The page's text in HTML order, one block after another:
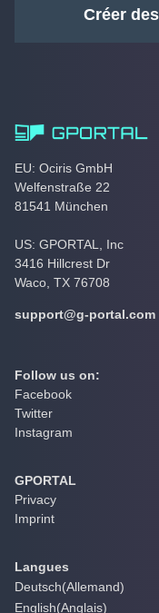
Créer
EU: Ociris GmbH
Welfenstraße 22
81541 München
US: GPORTAL, Inc
3416 Hillcrest Dr
Waco, TX 76708
support@g-portal.com
Follow us on:
Facebook
Twitter
Instagram
GPORTAL
Privacy
Imprint
Langues
Deutsch(Allemand)
English(Anglais)